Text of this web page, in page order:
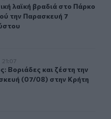
λαϊκή βραδιά στο
λαϊκή βραδιά στο Πάρκο
την Παρασκευή 7
την Παρασκευή (07/08)
21:07
Βοριάδες και ζέστη την
Βοριάδες και ζέστη την
(07/08) στην Κρήτη